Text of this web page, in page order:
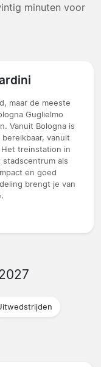
minuten voor
maar de meeste
Guglielmo
Vanuit Bologna is
vanuit
treinstation in
als
en goed
brengt je van